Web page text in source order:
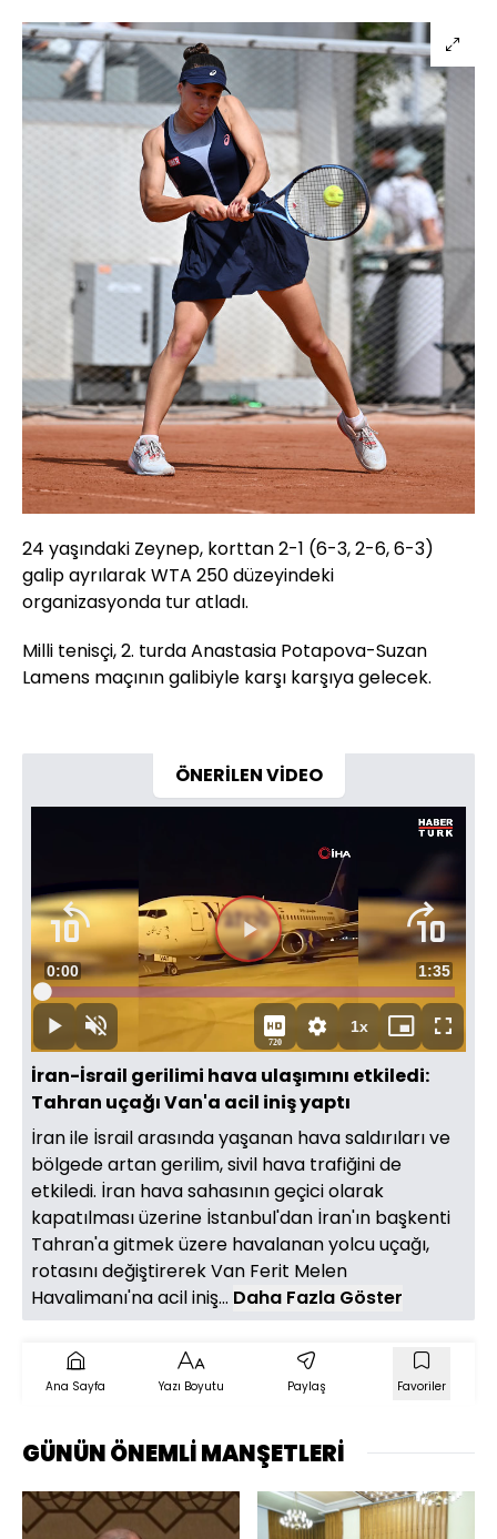
24 yaşındaki Zeynep, korttan 2-1 (6-3, 2-6, 6-3)
galip ayrılarak WTA 250 düzeyindeki
organizasyonda tur atladı.
Milli tenisçi, 2. turda Anastasia Potapova-Suzan
Lamens maçının galibiyle karşı karşıya gelecek.
ÖNERİLEN VİDEO
Videoyu
Oynat
OynatSesi
Aç
Süre
0:00 Toplam
Süre
1:35
720
Yüklendi:
3.42%
1xOynatma
Hızı
Mini
oynatıcı
Tam
Ekran
İran-İsrail gerilimi hava ulaşımını etkiledi:
Tahran uçağı Van'a acil iniş yaptı
İran ile İsrail arasında yaşanan hava saldırıları ve
bölgede artan gerilim, sivil hava trafiğini de
etkiledi. İran hava sahasının geçici olarak
kapatılması üzerine İstanbul'dan İran'ın başkenti
Tahran'a gitmek üzere havalanan yolcu uçağı,
rotasını değiştirerek Van Ferit Melen
Havalimanı'na acil iniş... Daha Fazla Göster
Ana Sayfa Yazı Boyutu Paylaş Favoriler
GÜNÜN ÖNEMLİ MANŞETLERİ